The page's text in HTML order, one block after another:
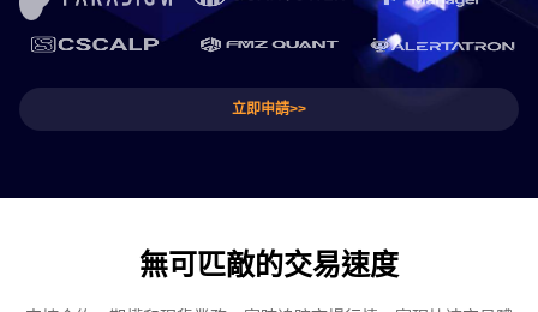
立即申請>>
無可匹敵的交易速度